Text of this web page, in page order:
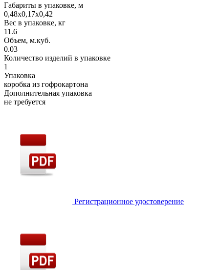
Габариты в упаковке, м
0,48х0,17х0,42
Вес в упаковке, кг
11.6
Объем, м.куб.
0.03
Количество изделий в упаковке
1
Упаковка
коробка из гофрокартона
Дополнительная упаковка
не требуется
Регистрационное удостоверение